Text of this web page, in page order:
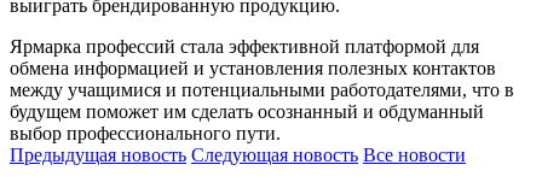
выиграть брендированную продукцию.
Ярмарка профессий стала эффективной платформой для
обмена информацией и установления полезных контактов
между учащимися и потенциальными работодателями, что в
будущем поможет им сделать осознанный и обдуманный
выбор профессионального пути.
Предыдущая новость Следующая новость Все новости